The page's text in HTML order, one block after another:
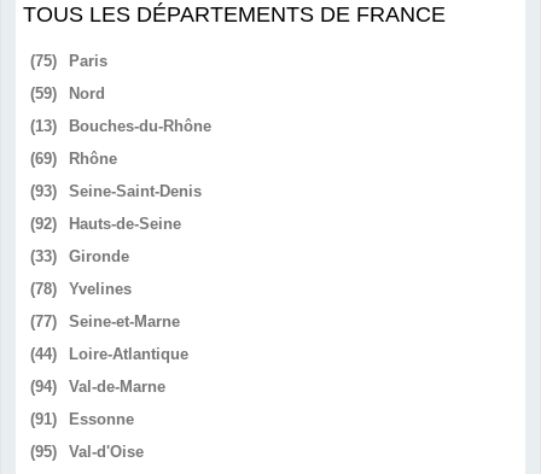
TOUS LES DÉPARTEMENTS DE FRANCE
(75)
Paris
(59)
Nord
(13)
Bouches-du-Rhône
(69)
Rhône
(93)
Seine-Saint-Denis
(92)
Hauts-de-Seine
(33)
Gironde
(78)
Yvelines
(77)
Seine-et-Marne
(44)
Loire-Atlantique
(94)
Val-de-Marne
(91)
Essonne
(95)
Val-d'Oise